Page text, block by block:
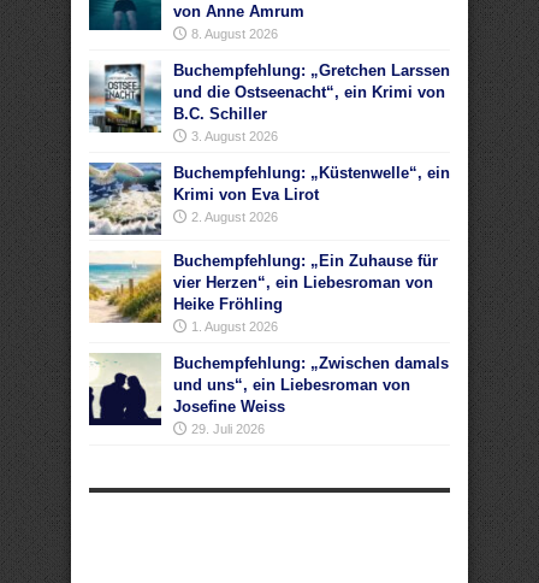
von Anne Amrum
8. August 2026
Buchempfehlung: „Gretchen Larssen
und die Ostseenacht“, ein Krimi von
B.C. Schiller
3. August 2026
Buchempfehlung: „Küstenwelle“, ein
Krimi von Eva Lirot
2. August 2026
Buchempfehlung: „Ein Zuhause für
vier Herzen“, ein Liebesroman von
Heike Fröhling
1. August 2026
Buchempfehlung: „Zwischen damals
und uns“, ein Liebesroman von
Josefine Weiss
29. Juli 2026